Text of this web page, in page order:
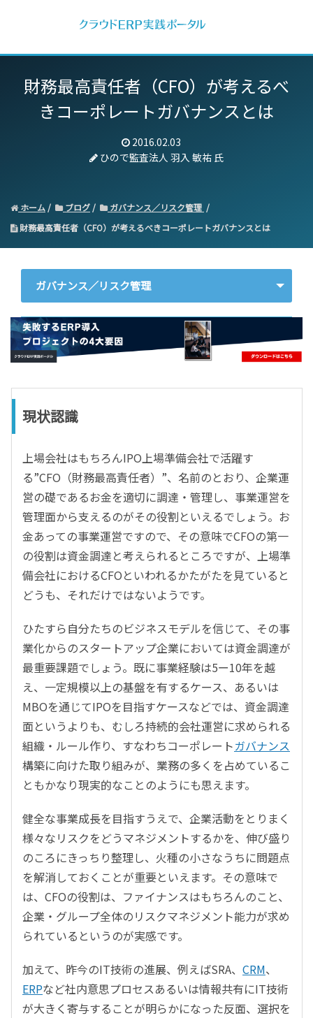
財務最高責任者（CFO）が考えるべ
きコーポレートガバナンスとは
2016.02.03
ひので監査法人 羽入 敏祐 氏
ホーム ブログ
ガバナンス／リスク管理
財務最高責任者（CFO）が考えるべきコーポレートガバナンスとは
ガバナンス／リスク管理
ERP
会計
CRM／営業支援／Eコマース
データ分析／BI
ガバナンス／リスク管理
BPR／業務改善
現状認識
上場会社はもちろんIPO上場準備会社で活躍す
る”CFO（財務最高責任者）”、名前のとおり、企業運
営の礎であるお金を適切に調達・管理し、事業運営を
管理面から支えるのがその役割といえるでしょう。お
金あっての事業運営ですので、その意味でCFOの第一
の役割は資金調達と考えられるところですが、上場準
備会社におけるCFOといわれるかたがたを見ていると
どうも、それだけではないようです。
ひたすら自分たちのビジネスモデルを信じて、その事
業化からのスタートアップ企業においては資金調達が
最重要課題でしょう。既に事業経験は5ー10年を越
え、一定規模以上の基盤を有するケース、あるいは
MBOを通じてIPOを目指すケースなどでは、資金調達
面というよりも、むしろ持続的会社運営に求められる
組織・ルール作り、すなわちコーポレートガバナンス
構築に向けた取り組みが、業務の多くを占めているこ
ともかなり現実的なことのようにも思えます。
健全な事業成長を目指すうえで、企業活動をとりまく
様々なリスクをどうマネジメントするかを、伸び盛り
のころにきっちり整理し、火種の小さなうちに問題点
を解消しておくことが重要といえます。その意味で
は、CFOの役割は、ファイナンスはもちろんのこと、
企業・グループ全体のリスクマネジメント能力が求め
られているというのが実感です。
加えて、昨今のIT技術の進展、例えばSRA、 CRM、
ERPなど社内意思プロセスあるいは情報共有にIT技術
が大きく寄与することが明らかになった反面、選択を